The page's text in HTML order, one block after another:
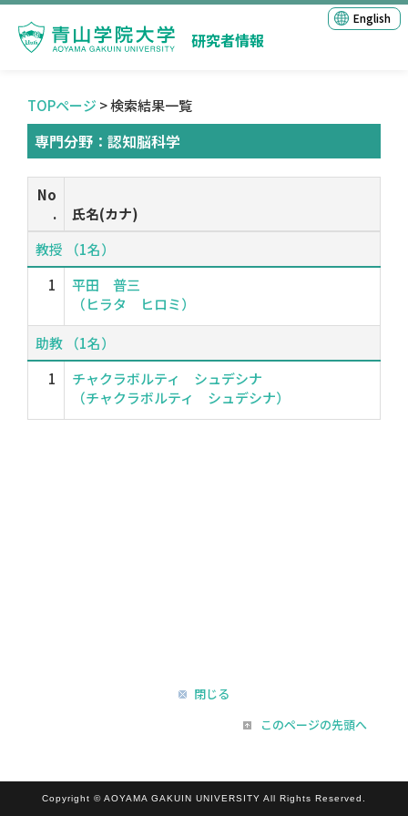
研究者情報
English
TOPページ > 検索結果一覧
専門分野：認知脳科学
No
.
氏名(カナ)
教授 （1名）
1
平田 普三
（ヒラタ ヒロミ）
助教 （1名）
1
チャクラボルティ シュデシナ
（チャクラボルティ シュデシナ）
閉じる
このページの先頭へ
Copyright © AOYAMA GAKUIN UNIVERSITY All Rights Reserved.